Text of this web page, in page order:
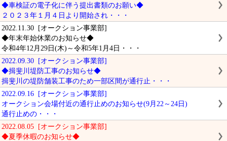
◆車検証の電子化に伴う提出書類のお願い◆
２０２３年１月４日より開始され・・・
2022.11.30 [オークション事業部]
◆年末年始休業のお知らせ◆
令和4年12月29日(木)～令和5年1月4日・・・
2022.09.30 [オークション事業部]
◆揖斐川堤防工事のお知らせ◆
揖斐川の堤防舗装工事のため一部区間が通行止・・・
2022.09.16 [オークション事業部]
オークション会場付近の通行止めのお知らせ(9月22～24日)
通行止めの・・・
2022.08.05 [オークション事業部]
◆夏季休暇のお知らせ◆